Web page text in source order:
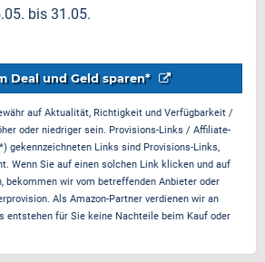
bis 31.05.
Deal und Geld sparen*
auf Aktualität, Richtigkeit und Verfügbarkeit /
oder niedriger sein. Provisions-Links / Affiliate-
gekennzeichneten Links sind Provisions-Links,
Wenn Sie auf einen solchen Link klicken und auf
bekommen wir vom betreffenden Anbieter oder
Als Amazon-Partner verdienen wir an
entstehen für Sie keine Nachteile beim Kauf oder